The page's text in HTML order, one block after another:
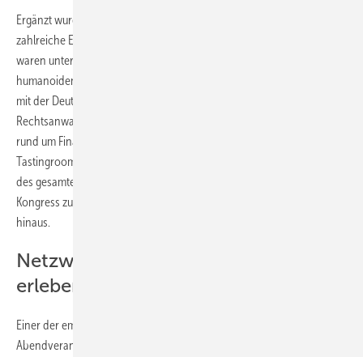
Ergänzt wurde das abwechslungsreiche Messeprogramm durch
zahlreiche Erlebnisflächen und besondere Partneraktionen. Mit dabei
waren unter anderem JS-Bikes, Vorwerk, ToneART mit ihrem
humanoiden Roboter, Ludwig Grill, U-ROB sowie unsere Power Zone
mit der Deutschen Bank, der Handwerkskammer Karlsruhe und
Rechtsanwalt Nico Arfmann, die praxisnahe Einblicke und Beratung
rund um Finanzierung, Handwerk und Recht boten. Auch der
Tastingroom und die beliebten Helikopterrundflüge sorgten während
des gesamten Tages für besondere Momente und machten den
Kongress zu einem Erlebnis weit über das klassische Messeformat
hinaus.
Netzwerken, feiern, gemeinsam
erleben
Einer der emotionalen Höhepunkte des Wochenendes war die große
Abendveranstaltung in der Eventmühle Kraichgau. In besonderer